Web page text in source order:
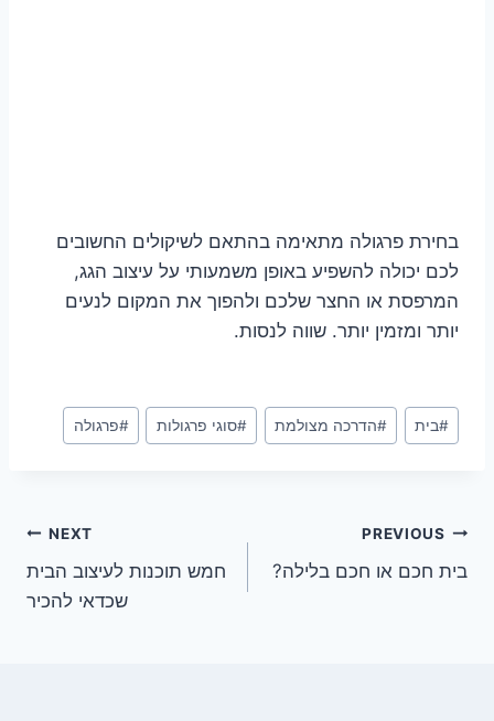
בחירת פרגולה מתאימה בהתאם לשיקולים החשובים
לכם יכולה להשפיע באופן משמעותי על עיצוב הגג,
המרפסת או החצר שלכם ולהפוך את המקום לנעים
יותר ומזמין יותר. שווה לנסות.
Post
Tags:
#בית #הדרכה מצולמת #סוגי פרגולות #פרגולה
ניווט
PREVIOUS
בית חכם או חכם בלילה?
NEXT
חמש תוכנות לעיצוב הבית
שכדאי להכיר